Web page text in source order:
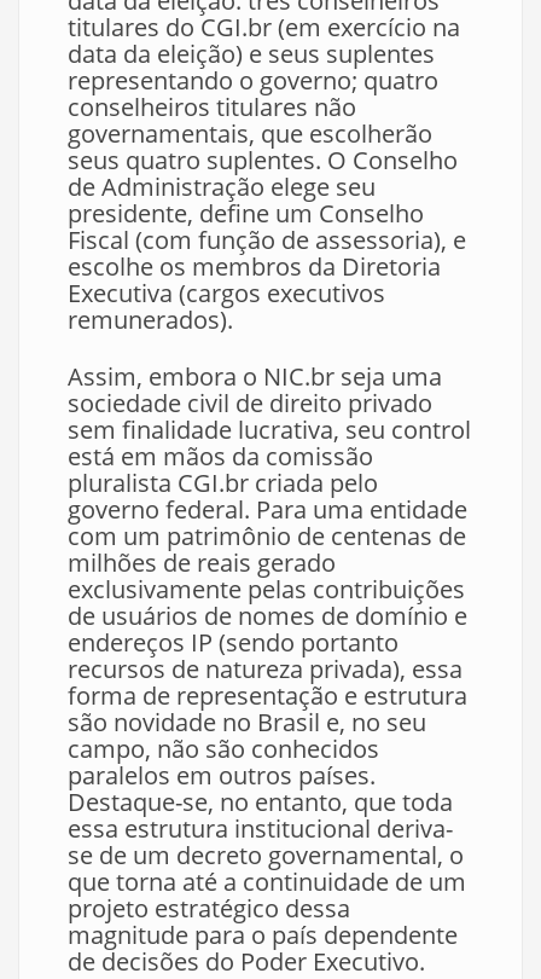
titulares do CGI.br (em exercício na
data da eleição) e seus suplentes
representando o governo; quatro
conselheiros titulares não
governamentais, que escolherão
seus quatro suplentes. O Conselho
de Administração elege seu
presidente, define um Conselho
Fiscal (com função de assessoria), e
escolhe os membros da Diretoria
Executiva (cargos executivos
remunerados).
Assim, embora o NIC.br seja uma
sociedade civil de direito privado
sem finalidade lucrativa, seu control
está em mãos da comissão
pluralista CGI.br criada pelo
governo federal. Para uma entidade
com um patrimônio de centenas de
milhões de reais gerado
exclusivamente pelas contribuições
de usuários de nomes de domínio e
endereços IP (sendo portanto
recursos de natureza privada), essa
forma de representação e estrutura
são novidade no Brasil e, no seu
campo, não são conhecidos
paralelos em outros países.
Destaque-se, no entanto, que toda
essa estrutura institucional deriva-
se de um decreto governamental, o
que torna até a continuidade de um
projeto estratégico dessa
magnitude para o país dependente
de decisões do Poder Executivo.